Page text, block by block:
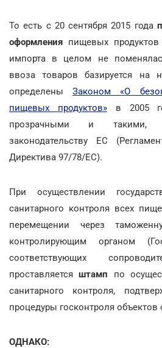
То есть с 20 сентября 2015 года
оформления пищевых
импорта в целом не
ввоза товаров базируется на
определеныЗаконом «О
пищевых продуктов»в 2005
прозрачными и такими,
законодательству ЕС
Директива 97/78/ЕС).
При осуществлении
санитарного контроля всех
перемещении через
контролирующим органом
соответствующих
проставляетсяштамп по
санитарного контроля,
процедуры госконтроля объектов
ОДНАКО: